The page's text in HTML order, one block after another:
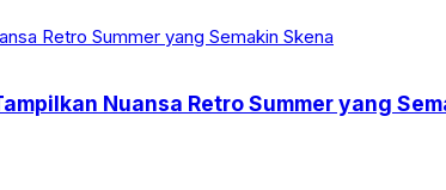
Nuansa Retro Summer yang